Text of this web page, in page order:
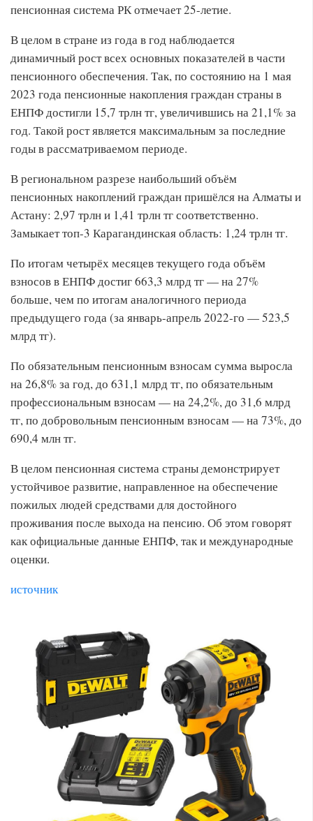
пенсионная система РК отмечает 25-летие.
В целом в стране из года в год наблюдается
динамичный рост всех основных показателей в части
пенсионного обеспечения. Так, по состоянию на 1 мая
2023 года пенсионные накопления граждан страны в
ЕНПФ достигли 15,7 трлн тг, увеличившись на 21,1% за
год. Такой рост является максимальным за последние
годы в рассматриваемом периоде.
В региональном разрезе наибольший объём
пенсионных накоплений граждан пришёлся на Алматы и
Астану: 2,97 трлн и 1,41 трлн тг соответственно.
Замыкает топ-3 Карагандинская область: 1,24 трлн тг.
По итогам четырёх месяцев текущего года объём
взносов в ЕНПФ достиг 663,3 млрд тг — на 27%
больше, чем по итогам аналогичного периода
предыдущего года (за январь-апрель 2022-го — 523,5
млрд тг).
По обязательным пенсионным взносам сумма выросла
на 26,8% за год, до 631,1 млрд тг, по обязательным
профессиональным взносам — на 24,2%, до 31,6 млрд
тг, по добровольным пенсионным взносам — на 73%, до
690,4 млн тг.
В целом пенсионная система страны демонстрирует
устойчивое развитие, направленное на обеспечение
пожилых людей средствами для достойного
проживания после выхода на пенсию. Об этом говорят
как официальные данные ЕНПФ, так и международные
оценки.
источник